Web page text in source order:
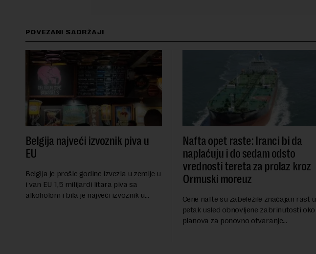
POVEZANI SADRŽAJI
Belgija najveći izvoznik piva u
EU
Belgija je prošle godine izvezla u zemlje u
i van EU 1,5 milijardi litara piva sa
alkoholom i bila je najveći izvoznik u
Nafta opet raste: Iranci bi da
naplaćuju i do sedam odsto
vrednosti tereta za prolaz kroz
Ormuski moreuz
Cene nafte su zabeležile značajan rast u
petak usled obnovljene zabrinutosti oko
planova za ponovno otvaranje